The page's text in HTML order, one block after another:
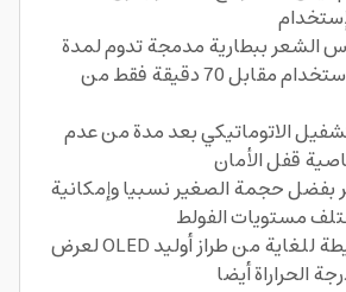
الشعر ببطارية مدمجة تدوم لمدة
30 دقيقة من الإستخدام مقابل 70 دقيقة فقط من
الاتوماتيكي بعد مدة من عدم
قفل الأمان
حجمة الصغير نسبيا وإمكانية
مستويات الفولط
شاشة عرض بسيطة للغاية من طراز أوليد OLED لعرض
الحراراة أيضا